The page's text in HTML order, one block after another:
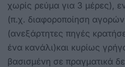
χωρίς ρεύμα για 3 μέρες),
(π.χ. διαφοροποίηση
(ανεξάρτητες πηγές
ένα κανάλι)και κυρίως
βασισμένη σε πραγματικά